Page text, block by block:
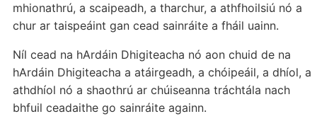
mhionathrú, a scaipeadh, a tharchur, a athfhoilsiú nó a
chur ar taispeáint gan cead sainráite a fháil uainn.
Níl cead na hArdáin Dhigiteacha nó aon chuid de na
hArdáin Dhigiteacha a atáirgeadh, a chóipeáil, a dhíol, a
athdhíol nó a shaothrú ar chúiseanna tráchtála nach
bhfuil ceadaithe go sainráite againn.